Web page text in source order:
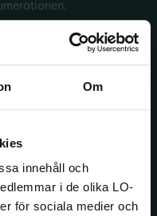
Om
innehåll och
i de olika LO-
för sociala medier och